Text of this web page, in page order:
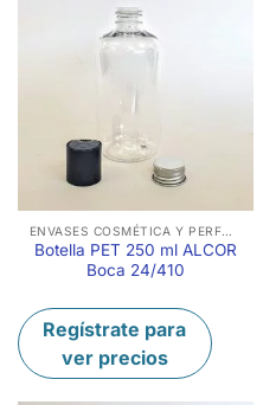
ENVASES COSMÉTICA Y PERFUMERÍA
Botella PET 250 ml ALCOR
Boca 24/410
Regístrate para
ver precios